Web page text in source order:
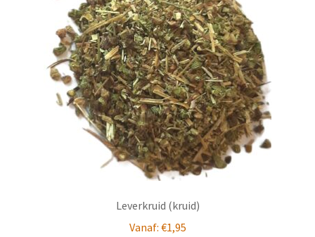
Leverkruid (kruid)
Vanaf: €1,95